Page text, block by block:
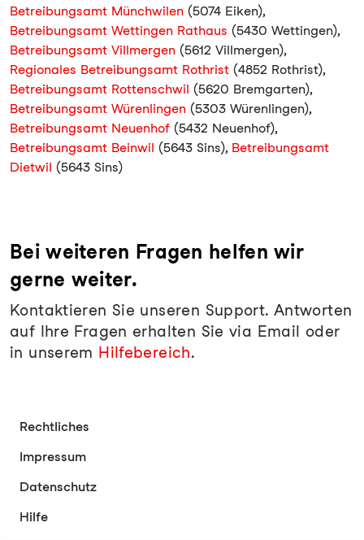
Betreibungsamt Münchwilen (5074 Eiken),
Betreibungsamt Wettingen Rathaus (5430 Wettingen),
Betreibungsamt Villmergen (5612 Villmergen),
Regionales Betreibungsamt Rothrist (4852 Rothrist),
Betreibungsamt Rottenschwil (5620 Bremgarten),
Betreibungsamt Würenlingen (5303 Würenlingen),
Betreibungsamt Neuenhof (5432 Neuenhof),
Betreibungsamt Beinwil (5643 Sins), Betreibungsamt
Dietwil (5643 Sins)
Bei weiteren Fragen helfen wir
gerne weiter.
Kontaktieren Sie unseren Support. Antworten
auf Ihre Fragen erhalten Sie via Email oder
in unserem Hilfebereich.
Rechtliches
Impressum
Datenschutz
Hilfe